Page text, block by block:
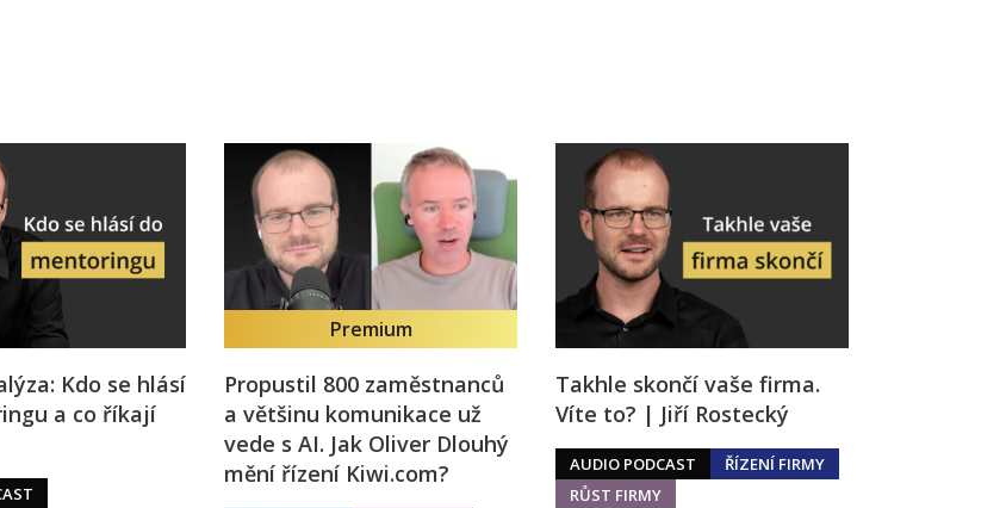
Kdo se hlásí
a co říkají
Premium
Propustil 800 zaměstnanců
a většinu komunikace už
vede s AI. Jak Oliver Dlouhý
mění řízení Kiwi.com?
Takhle skončí vaše firma.
Víte to? | Jiří Rostecký
AUDIO PODCAST
ŘÍZENÍ FIRMY
RŮST FIRMY